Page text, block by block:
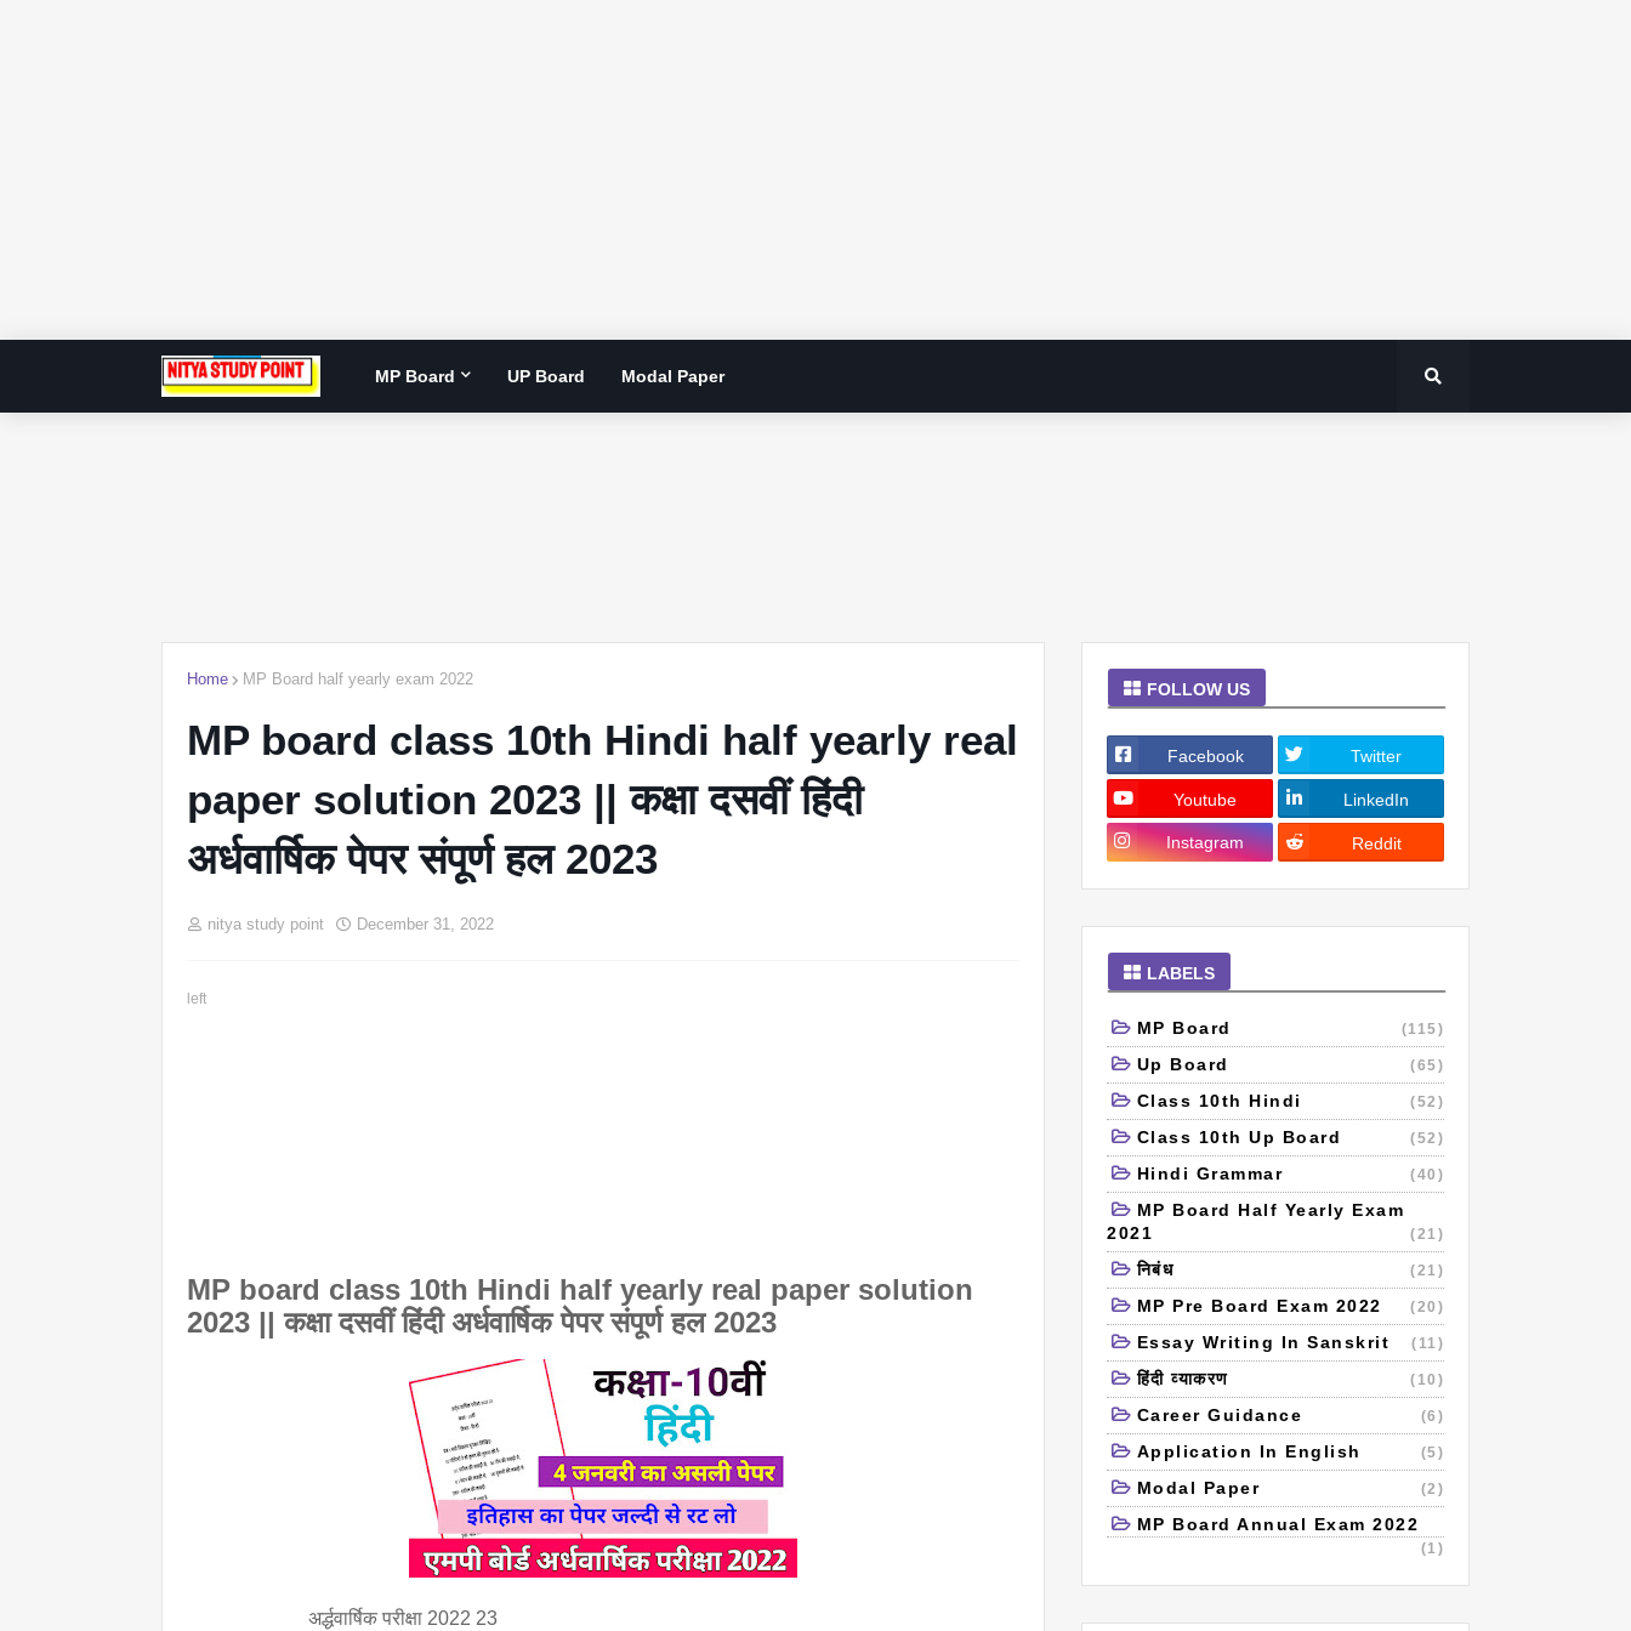
MP Board UP Board Modal Paper
Home MP Board half yearly exam 2022
MP board class 10th Hindi half yearly real
paper solution 2023 || कक्षा दसवीं हिंदी
अर्धवार्षिक पेपर संपूर्ण हल 2023
nitya study point December 31, 2022
left
MP board class 10th Hindi half yearly real paper solution
2023 || कक्षा दसवीं हिंदी अर्धवार्षिक पेपर संपूर्ण हल 2023
अर्द्धवार्षिक परीक्षा 2022 23
FOLLOW US
Facebook Twitter
Youtube LinkedIn
Instagram Reddit
LABELS
MP Board (115)
Up Board (65)
Class 10th Hindi (52)
Class 10th Up Board (52)
Hindi Grammar (40)
MP Board Half Yearly Exam
2021
(21)
निबंध (21)
MP Pre Board Exam 2022 (20)
Essay Writing In Sanskrit (11)
हिंदी व्याकरण (10)
Career Guidance (6)
Application In English (5)
Modal Paper (2)
MP Board Annual Exam 2022
(1)